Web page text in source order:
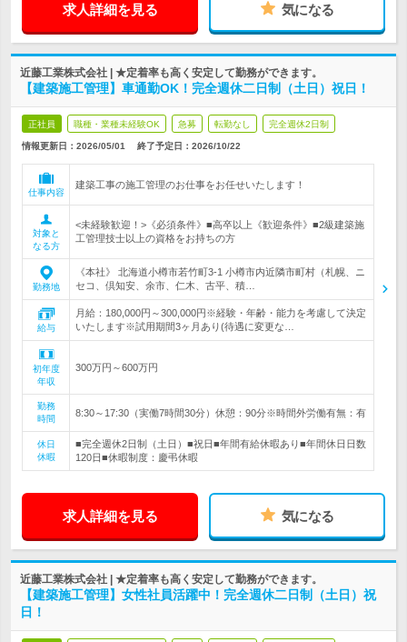
求人詳細を見る 気になる
近藤工業株式会社 | ★定着率も高く安定して勤務ができます。
【建築施工管理】車通勤OK！完全週休二日制（土日）祝日！
正社員 職種・業種未経験OK 急募 転勤なし 完全週休2日制
情報更新日：2026/05/01 終了予定日： 2026/10/22
仕事内容
建築工事の施工管理のお仕事をお任せいたします！
対象と
なる方
<未経験歓迎！>《必須条件》■高卒以上《歓迎条件》■2級建築施
工管理技士以上の資格をお持ちの方
勤務地
《本社》 北海道小樽市若竹町3-1 小樽市内近隣市町村（札幌、ニ
セコ、倶知安、余市、仁木、古平、積…
給与
月給：180,000円～300,000円※経験・年齢・能力を考慮して決定
いたします※試用期間3ヶ月あり(待遇に変更な…
初年度
年収
300万円～600万円
勤務
時間
8:30～17:30（実働7時間30分）休憩：90分※時間外労働有無：有
休日
休暇
■完全週休2日制（土日）■祝日■年間有給休暇あり■年間休日日数
120日■休暇制度：慶弔休暇
求人詳細を見る 気になる
近藤工業株式会社 | ★定着率も高く安定して勤務ができます。
【建築施工管理】女性社員活躍中！完全週休二日制（土日）祝
日！